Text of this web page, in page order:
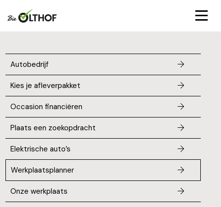
Autobedrijf
Kies je afleverpakket
Occasion financiëren
Plaats een zoekopdracht
Elektrische auto’s
Werkplaatsplanner
Onze werkplaats